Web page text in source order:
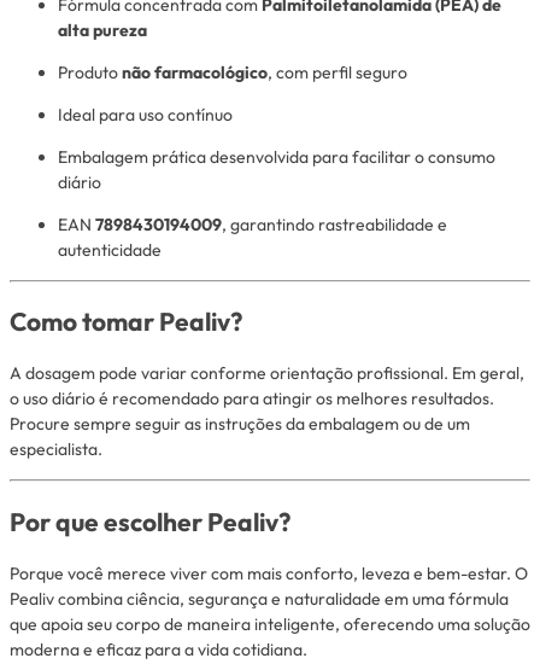
Fórmula concentrada com Palmitoiletanolamida (PEA) de
alta pureza
Produtonão farmacológico, com perfil seguro
Ideal para uso contínuo
Embalagem prática desenvolvida para facilitar o consumo
diário
EAN 7898430194009, garantindo rastreabilidade e
autenticidade
Como tomar Pealiv?
A dosagem pode variar conforme orientação profissional. Em geral,
o uso diário é recomendado para atingir os melhores resultados.
Procure sempre seguir as instruções da embalagem ou de um
especialista.
Por que escolher Pealiv?
Porque você merece viver com mais conforto, leveza e bem-estar. O
Pealiv combina ciência, segurança e naturalidade em uma fórmula
que apoia seu corpo de maneira inteligente, oferecendo uma solução
moderna e eficaz para a vida cotidiana.